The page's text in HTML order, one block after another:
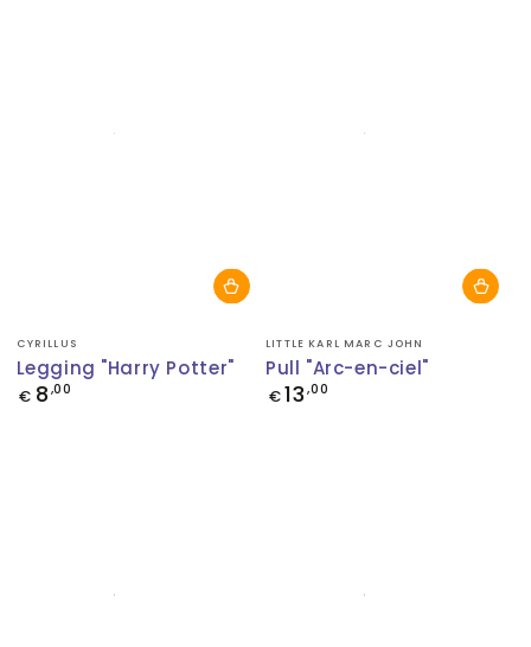
Fournisseur:
CYRILLUS
Legging "Harry Potter"
Prix
€ 8 ,00
Fournisseur:
LITTLE KARL MARC JOHN
Pull "Arc-en-ciel"
Prix
€13 ,00